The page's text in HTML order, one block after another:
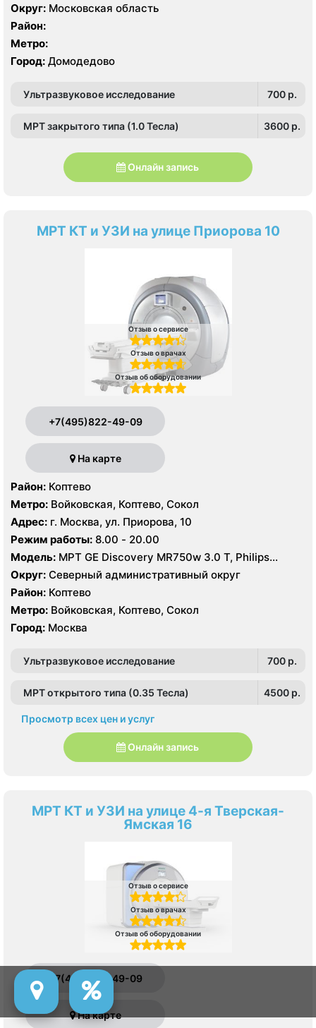
Округ: Московская область
Район:
Метро:
Город: Домодедово
Ультразвуковое исследование 700 p.
МРТ закрытого типа (1.0 Тесла) 3600 p.
Онлайн запись
МРТ КТ и УЗИ на улице Приорова 10
Отзыв о сервисе
Отзыв о врачах
Отзыв об оборудовании
+7(495)822-49-09
На карте
Район: Коптево
Метро: Войковская, Коптево, Сокол
Адрес: г. Москва, ул. Приорова, 10
Режим работы: 8.00 - 20.00
Модель: МРТ GE Discovery MR750w 3.0 T, Philips
Ingenia 1.5 Т, GE Signa Ovation HDx 0.35T, КТ Philips
Ingenuity Elite 128 срезов, GE LightSpeed 64 среза,
Siemens SOMATOM Emotion 16 срезов
Округ: Северный административный округ
Район: Коптево
Метро: Войковская, Коптево, Сокол
Город: Москва
Ультразвуковое исследование 700 p.
МРТ открытого типа (0.35 Тесла) 4500 p.
Просмотр всех цен и услуг
Онлайн запись
МРТ КТ и УЗИ на улице 4-я Тверская-
Ямская 16
Отзыв о сервисе
Отзыв о врачах
Отзыв об оборудовании
+7(495)822-49-09
На карте